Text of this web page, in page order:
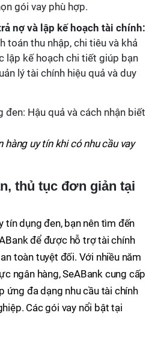
gói vay phù hợp.
nợ và lập kế hoạch tài chính:
toán thu nhập, chi tiêu và khả
lập kế hoạch chi tiết giúp bạn
lý tài chính hiệu quả và duy
hàng uy tín khi có nhu cầu vay
thủ tục đơn giản tại
tín dụng đen, bạn nên tìm đến
để được hỗ trợ tài chính
toàn tuyệt đối. Với nhiều năm
ngân hàng, SeABank cung cấp
ứng đa dạng nhu cầu tài chính
Các gói vay nổi bật tại